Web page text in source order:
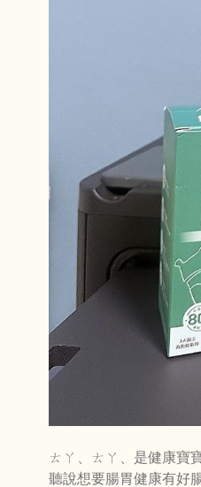
ㄊㄚ、ㄊㄚ、是健康寶
聽說想要腸胃健康有好